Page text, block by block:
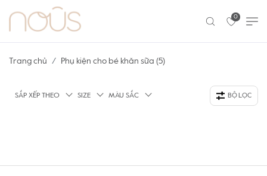
0
Trang chủ Phụ kiện cho bé khăn sữa (5)
SẮP XẾP THEO SIZE MÀU SẮC BỘ LỌC